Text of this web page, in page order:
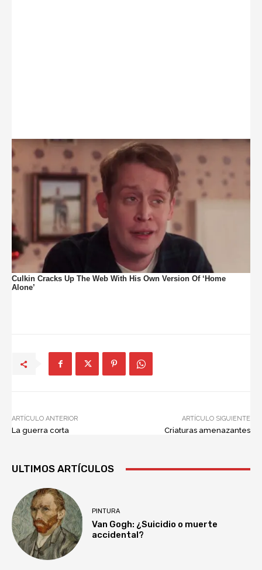
ARTÍCULO ANTERIOR
La guerra corta
ARTÍCULO SIGUIENTE
Criaturas amenazantes
ULTIMOS ARTÍCULOS
PINTURA
Van Gogh: ¿Suicidio o muerte
accidental?